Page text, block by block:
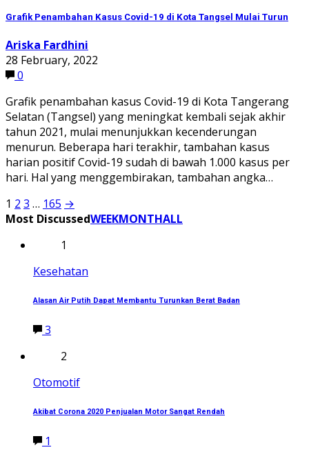
Grafik Penambahan Kasus Covid-19 di Kota Tangsel Mulai Turun
Ariska Fardhini
28 February, 2022
0
Grafik penambahan kasus Covid-19 di Kota Tangerang
Selatan (Tangsel) yang meningkat kembali sejak akhir
tahun 2021, mulai menunjukkan kecenderungan
menurun. Beberapa hari terakhir, tambahan kasus
harian positif Covid-19 sudah di bawah 1.000 kasus per
hari. Hal yang menggembirakan, tambahan angka…
Posts
pagination
1 2 3 … 165 →
Most DiscussedWEEKMONTHALL
1
Kesehatan
Alasan Air Putih Dapat Membantu Turunkan Berat Badan
3
2
Otomotif
Akibat Corona 2020 Penjualan Motor Sangat Rendah
1